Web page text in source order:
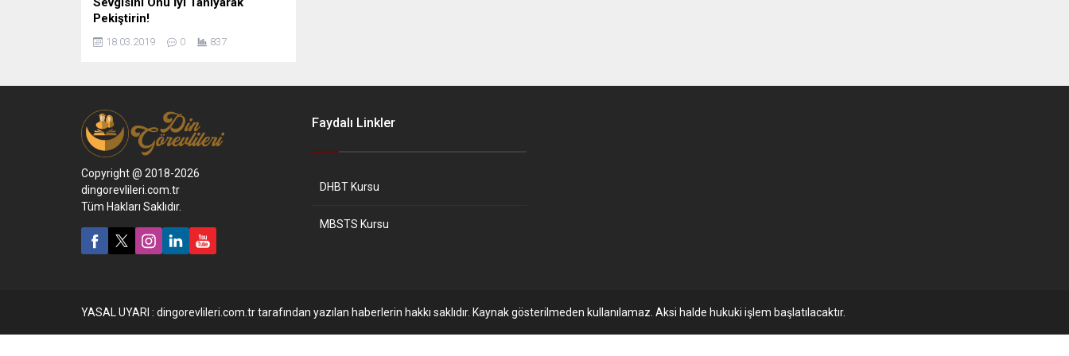
Pekiştirin!
18.03.2019 0 837
Copyright @ 2018-2026
dingorevlileri.com.tr
Tüm Hakları Saklıdır.
Faydalı Linkler
DHBT Kursu
MBSTS Kursu
YASAL UYARI : dingorevlileri.com.tr tarafından yazılan haberlerin hakkı saklıdır. Kaynak gösterilmeden kullanılamaz. Aksi halde hukuki işlem başlatılacaktır.